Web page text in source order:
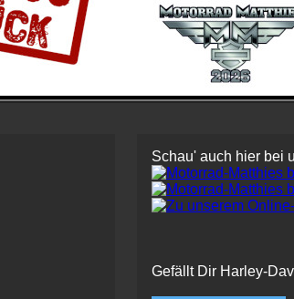
der jeweiligen Bikes fragt gerne
Schau' auch hier bei
Gefällt Dir Harley-